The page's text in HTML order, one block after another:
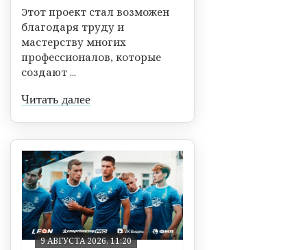
Этот проект стал возможен
благодаря труду и
мастерству многих
профессионалов, которые
создают ...
Читать далее
9 АВГУСТА 2026, 11:20